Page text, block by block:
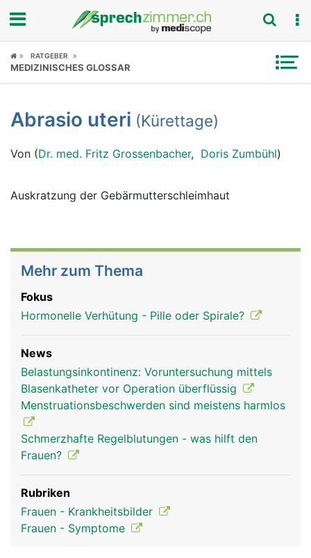
Fokus
Symptome
Untersuchungen
News
RATGEBER
MEDIZINISCHES GLOSSAR
Abrasio uteri (Kürettage)
Von (Dr. med. Fritz Grossenbacher, Doris Zumbühl)
Auskratzung der Gebärmutterschleimhaut
Mehr zum Thema
Fokus
Hormonelle Verhütung - Pille oder Spirale?
News
Belastungsinkontinenz: Voruntersuchung mittels
Blasenkatheter vor Operation überflüssig
Menstruationsbeschwerden sind meistens harmlos
Schmerzhafte Regelblutungen - was hilft den
Frauen?
Rubriken
Frauen - Krankheitsbilder
Frauen - Symptome